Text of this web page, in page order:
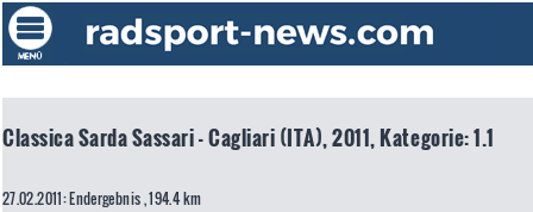
Classica Sarda Sassari - Cagliari (ITA), 2011, Kategorie: 1.1
27.02.2011: Endergebnis , 194.4 km